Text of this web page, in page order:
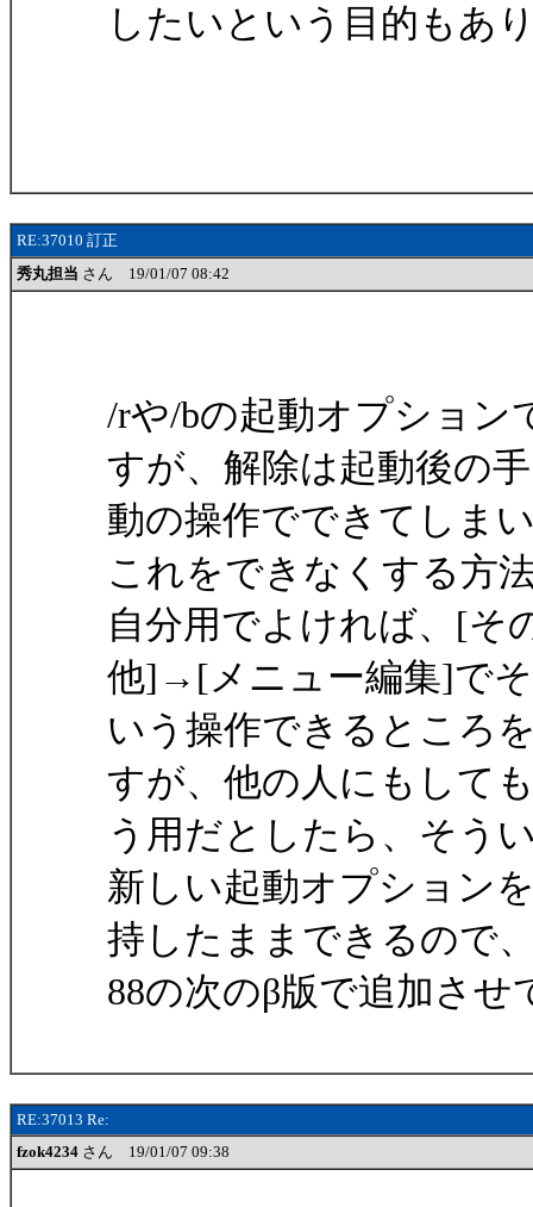
したいという目的もあ
RE:37010 訂正
秀丸担当 さん 19/01/07 08:42
/rや/bの起動オプション
すが、解除は起動後の手
動の操作でできてしま
これをできなくする方
自分用でよければ、[
他]→[メニュー編集]で
いう操作できるところ
すが、他の人にもして
う用だとしたら、そう
新しい起動オプション
持したままできるので
88の次のβ版で追加さ
RE:37013 Re:
fzok4234 さん 19/01/07 09:38